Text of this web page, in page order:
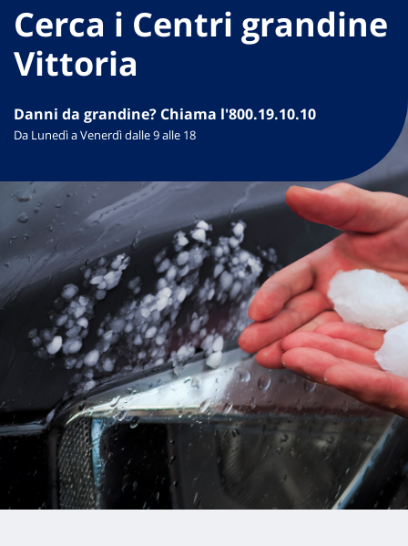
Cerca i Centri grandine
Vittoria
Danni da grandine? Chiama l'800.19.10.10
Da Lunedì a Venerdì dalle 9 alle 18